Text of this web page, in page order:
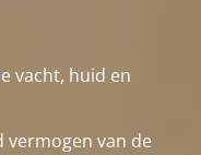
vacht, huid en
van de